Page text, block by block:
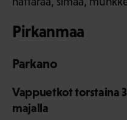
Pirkanmaa
Parkano
Vappuetkot torstaina
majalla